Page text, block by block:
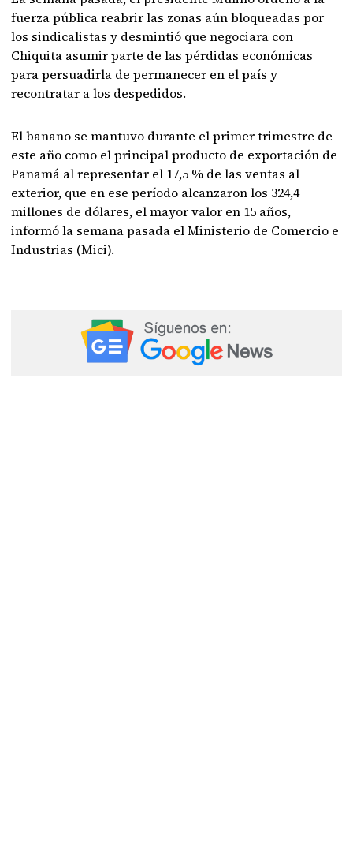
fuerza pública reabrir las zonas aún bloqueadas por
los sindicalistas y desmintió que negociara con
Chiquita asumir parte de las pérdidas económicas
para persuadirla de permanecer en el país y
recontratar a los despedidos.
El banano se mantuvo durante el primer trimestre de
este año como el principal producto de exportación de
Panamá al representar el 17,5 % de las ventas al
exterior, que en ese período alcanzaron los 324,4
millones de dólares, el mayor valor en 15 años,
informó la semana pasada el Ministerio de Comercio e
Industrias (Mici).